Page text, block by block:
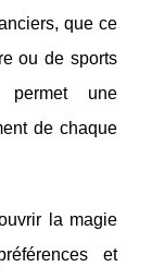
que ce
ou de sports
une
de chaque
la magie
et